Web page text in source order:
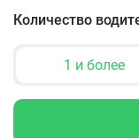
Количество
1 и более